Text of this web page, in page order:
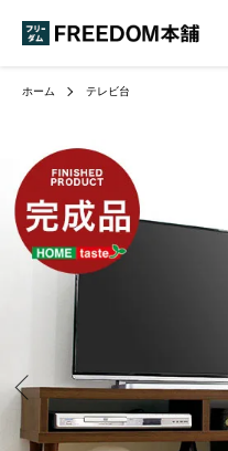
ホーム テレビ台